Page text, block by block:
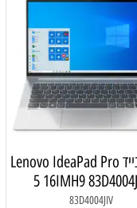
מחשב נייד Lenovo IdeaPad Pro
5 16IMH9
83D4004JIV